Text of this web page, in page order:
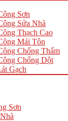
Sơn
Sửa Nhà
Thạch Cao
Mái Tôn
Chống Thấm
Chống Dột
Gạch
Sơn